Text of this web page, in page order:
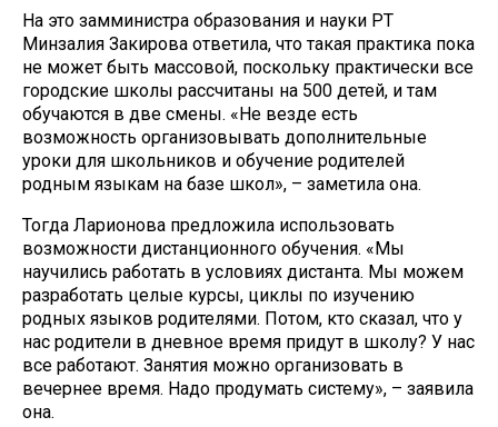
На это замминистра образования и науки РТ
Минзалия Закирова ответила, что такая практика пока
не может быть массовой, поскольку практически все
городские школы рассчитаны на 500 детей, и там
обучаются в две смены. «Не везде есть
возможность организовывать дополнительные
уроки для школьников и обучение родителей
родным языкам на базе школ», – заметила она.
Тогда Ларионова предложила использовать
возможности дистанционного обучения. «Мы
научились работать в условиях дистанта. Мы можем
разработать целые курсы, циклы по изучению
родных языков родителями. Потом, кто сказал, что у
нас родители в дневное время придут в школу? У нас
все работают. Занятия можно организовать в
вечернее время. Надо продумать систему», – заявила
она.